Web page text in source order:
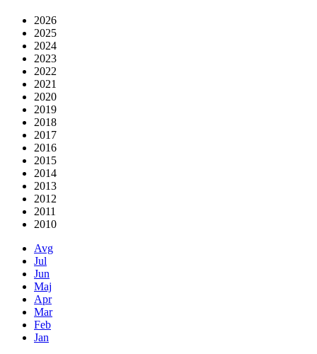
2026
2025
2024
2023
2022
2021
2020
2019
2018
2017
2016
2015
2014
2013
2012
2011
2010
Avg
Jul
Jun
Maj
Apr
Mar
Feb
Jan